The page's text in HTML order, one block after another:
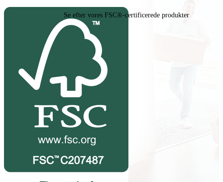
Se efter vores FSC®-certificerede produkter